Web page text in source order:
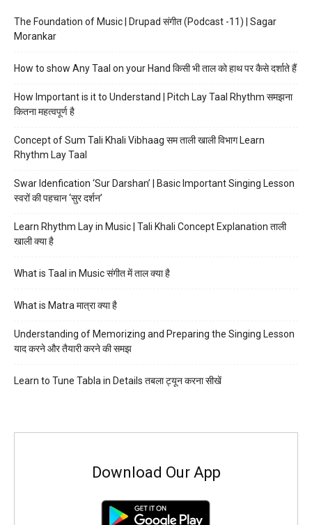
The Foundation of Music | Drupad संगीत (Podcast -11) | Sagar
Morankar
How to show Any Taal on your Hand किसी भी ताल को हाथ पर कैसे दर्शाते हैं
How Important is it to Understand | Pitch Lay Taal Rhythm समझना
कितना महत्वपूर्ण है
Concept of Sum Tali Khali Vibhaag सम ताली खाली विभाग Learn
Rhythm Lay Taal
Swar Idenfication ‘Sur Darshan’ | Basic Important Singing Lesson
स्वरों की पहचान ‘सुर दर्शन’
Learn Rhythm Lay in Music | Tali Khali Concept Explanation ताली
खाली क्या है
What is Taal in Music संगीत में ताल क्या है
What is Matra मात्रा क्या है
Understanding of Memorizing and Preparing the Singing Lesson
याद करने और तैयारी करने की समझ
Learn to Tune Tabla in Details तबला ट्यून करना सीखें
Download Our App